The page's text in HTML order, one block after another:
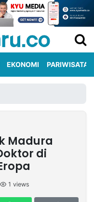
EKONOMI PARIWISATA
Madura
di
1 views